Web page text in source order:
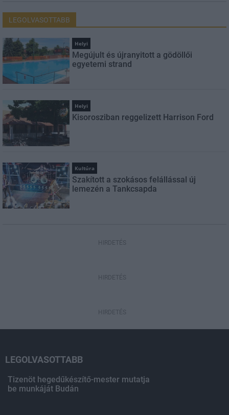
LEGOLVASOTTABB
Helyi
Megújult és újranyitott a gödöllői
egyetemi strand
Helyi
Kisorosziban reggelizett Harrison Ford
Kultúra
Szakított a szokásos felállással új
lemezén a Tankcsapda
HIRDETÉS
HIRDETÉS
HIRDETÉS
LEGOLVASOTTABB
Tizenöt hegedűkészítő-mester mutatja
be munkáját Budán